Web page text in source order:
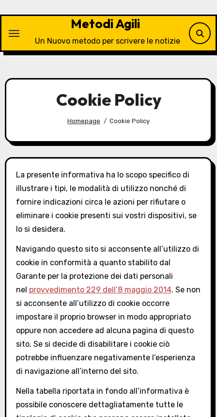
contenuto
Metodi Agili
Un Nuovo metodo per scrivere le notizie
Cookie Policy
Homepage Cookie Policy
La presente informativa ha lo scopo specifico di
illustrare i tipi, le modalità di utilizzo nonché di
fornire indicazioni circa le azioni per rifiutare o
eliminare i cookie presenti sui vostri dispositivi, se
lo si desidera.
Navigando questo sito si acconsente all’utilizzo di
cookie in conformità a quanto stabilito dal
Garante per la protezione dei dati personali
nel provvedimento 229 dell’8 maggio 2014. Se non
si acconsente all’utilizzo di cookie occorre
impostare il proprio browser in modo appropriato
oppure non accedere ad alcuna pagina di questo
sito. Se si decide di disabilitare i cookie ciò
potrebbe influenzare negativamente l’esperienza
di navigazione all’interno del sito.
Nella tabella riportata in fondo all’informativa è
possibile conoscere dettagliatamente tutte le